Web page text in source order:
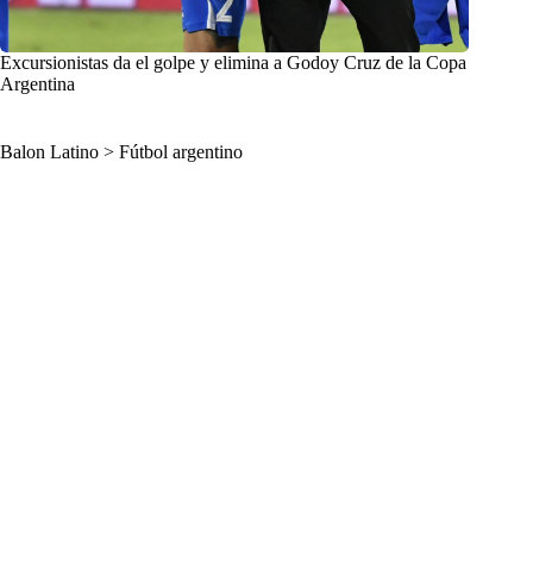
Excursionistas da el golpe y elimina a Godoy Cruz de la Copa
Argentina
Balon Latino > Fútbol argentino